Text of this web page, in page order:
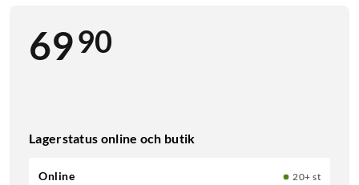
6990
Lagerstatus online och butik
Online
20+ st